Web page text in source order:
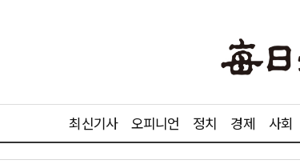
최신기사 오피니언 정치 경제 사회